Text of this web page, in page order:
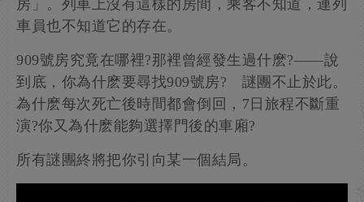
房」。列車上沒有這樣的房間，乘客不知道，連列
車員也不知道它的存在。
909號房究竟在哪裡?那裡曾經發生過什麽?——說
到底，你為什麽要尋找909號房? 謎團不止於此。
為什麽每次死亡後時間都會倒回，7日旅程不斷重
演?你又為什麽能夠選擇門後的車廂?
所有謎團終將把你引向某一個結局。